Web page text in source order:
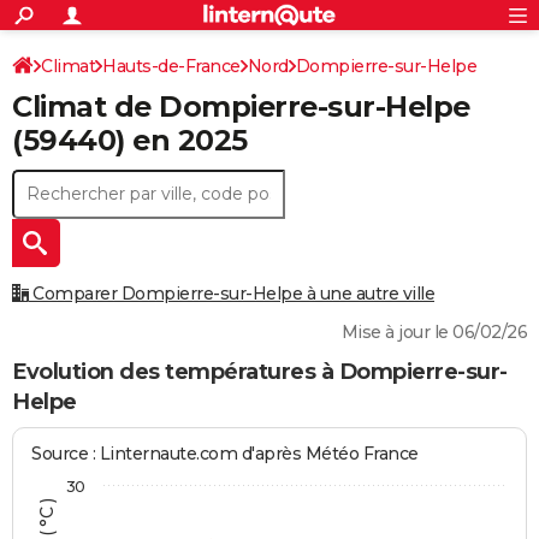
ACTUALITÉS
Politique
Société
Faits Divers
Education
Monde
Villes
+
SPORT
Coupe du monde 2026
Football
Tennis
Cyclisme
Rugby
Forum
Programme TV
TNT
Streaming
Cinéma
Sorties cinéma
Musique
+
FINANCE
Retraite
Impôts
Epargne
Immobilier
Risques naturels par ville
Banque
Assurance
Crédit
AUTO
Essais
Réserver un essai
Citadines
Berlines
SUV
Forum auto
+
HIGH-TECH
Forum
Aménagement intérieur
Extérieur
Cuisine
Salle de bains
Jardinage
Rangement
+WEEK-END
Guides de France
Escapades
Patrimoine
Expositions
Musées
Week-end nature
+
Art de vivre
Bien-être
Loisirs
Mode
Modes de vie
Alimentation
Guide de la santé
Maladies
Médicaments
Sommeil
VOYAGE
Rechercher
S'inscrire
Connexion
Climat Hauts-de-France Nord Dompierre-sur-Helpe
Climat de Dompierre-sur-Helpe
(59440) en 2025
Comparer Dompierre-sur-Helpe à une autre ville
Mise à jour le 06/02/26
Evolution des températures à Dompierre-sur-
Helpe
Source : Linternaute.com d'après Météo France
30